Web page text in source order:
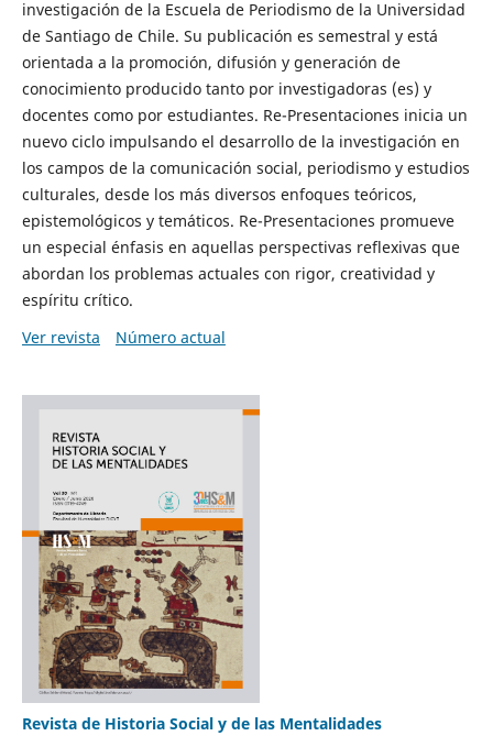
investigación de la Escuela de Periodismo de la Universidad
de Santiago de Chile. Su publicación es semestral y está
orientada a la promoción, difusión y generación de
conocimiento producido tanto por investigadoras (es) y
docentes como por estudiantes. Re-Presentaciones inicia un
nuevo ciclo impulsando el desarrollo de la investigación en
los campos de la comunicación social, periodismo y estudios
culturales, desde los más diversos enfoques teóricos,
epistemológicos y temáticos. Re-Presentaciones promueve
un especial énfasis en aquellas perspectivas reflexivas que
abordan los problemas actuales con rigor, creatividad y
espíritu crítico.
Ver revista
Número actual
Revista de Historia Social y de las Mentalidades